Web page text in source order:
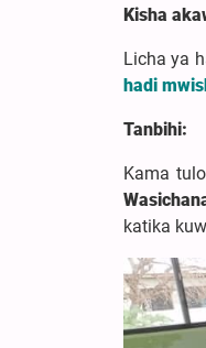
Kisha
Licha ya
hadi
Tanbihi:
Kama
katika